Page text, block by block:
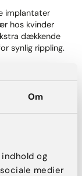
Om
og
medier
implantater
hos kvinder
dækkende
synlig rippling.
af kohæsion –
Implantater med